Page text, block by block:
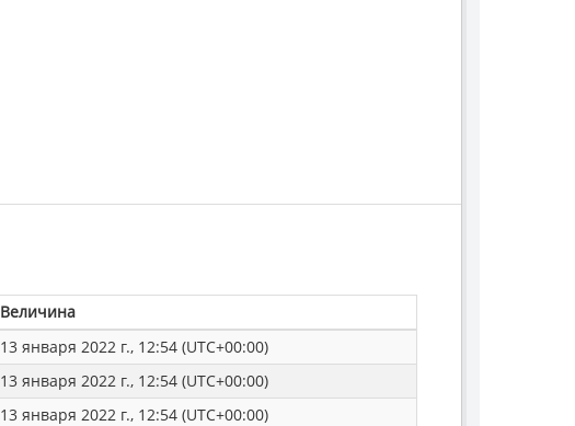
Величина
13 января 2022 г., 12:54 (UTC+00:00)
13 января 2022 г., 12:54 (UTC+00:00)
13 января 2022 г., 12:54 (UTC+00:00)